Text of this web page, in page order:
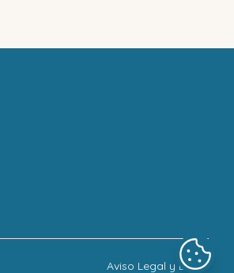
Aviso Legal y LOPD